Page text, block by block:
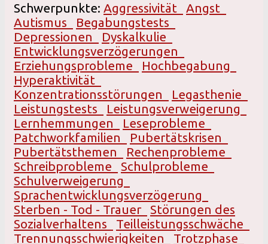
Schwerpunkte: Aggressivität
Angst
Autismus
Begabungstests
Depressionen
Dyskalkulie
Entwicklungsverzögerungen
Erziehungsprobleme
Hochbegabung
Hyperaktivität
Konzentrationsstörungen
Legasthenie
Leistungstests
Leistungsverweigerung
Lernhemmungen
Leseprobleme
Patchworkfamilien
Pubertätskrisen
Pubertätsthemen
Rechenprobleme
Schreibprobleme
Schulprobleme
Schulverweigerung
Sprachentwicklungsverzögerung
Sterben - Tod - Trauer
Störungen des
Sozialverhaltens
Teilleistungsschwäche
Trennungsschwierigkeiten
Trotzphase